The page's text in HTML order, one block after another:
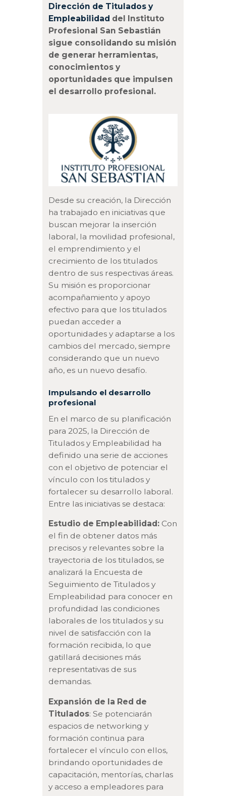
Dirección de Titulados y
Empleabilidad del Instituto
Profesional San Sebastián
sigue consolidando su misión
de generar herramientas,
conocimientos y
oportunidades que impulsen
el desarrollo profesional.
Desde su creación, la Dirección
ha trabajado en iniciativas que
buscan mejorar la inserción
laboral, la movilidad profesional,
el emprendimiento y el
crecimiento de los titulados
dentro de sus respectivas áreas.
Su misión es proporcionar
acompañamiento y apoyo
efectivo para que los titulados
puedan acceder a
oportunidades y adaptarse a los
cambios del mercado, siempre
considerando que un nuevo
año, es un nuevo desafío.
Impulsando el desarrollo
profesional
En el marco de su planificación
para 2025, la Dirección de
Titulados y Empleabilidad ha
definido una serie de acciones
con el objetivo de potenciar el
vínculo con los titulados y
fortalecer su desarrollo laboral.
Entre las iniciativas se destaca:
Estudio de Empleabilidad: Con
el fin de obtener datos más
precisos y relevantes sobre la
trayectoria de los titulados, se
analizará la Encuesta de
Seguimiento de Titulados y
Empleabilidad para conocer en
profundidad las condiciones
laborales de los titulados y su
nivel de satisfacción con la
formación recibida, lo que
gatillará decisiones más
representativas de sus
demandas.
Expansión de la Red de
Titulados: Se potenciarán
espacios de networking y
formación continua para
fortalecer el vínculo con ellos,
brindando oportunidades de
capacitación, mentorías, charlas
y acceso a empleadores para